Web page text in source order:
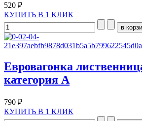
520 ₽
КУПИТЬ В 1 КЛИК
Евровагонка
категория А
790 ₽
КУПИТЬ В 1 КЛИК